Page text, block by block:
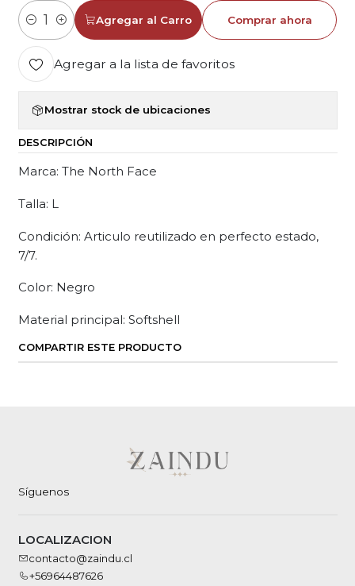
Cantidad
Agregar al Carro Comprar ahora
Agregar a la lista de favoritos
Mostrar stock de ubicaciones
DESCRIPCIÓN
Marca: The North Face
Talla: L
Condición: Articulo reutilizado en perfecto estado,
7/7.
Color: Negro
Material principal: Softshell
COMPARTIR ESTE PRODUCTO
Síguenos
LOCALIZACION
contacto@zaindu.cl
+56964487626